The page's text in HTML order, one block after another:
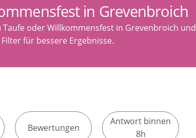
in Grevenbroich
oder Willkommensfest in Grevenbroich und
für bessere Ergebnisse.
Bewertungen
Antwort binnen
8h